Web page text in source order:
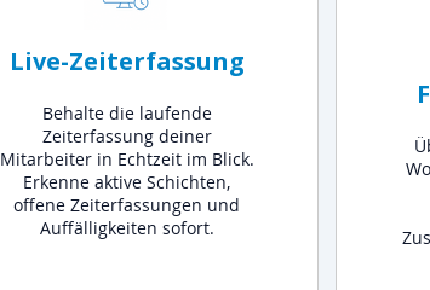
Live-Zeiterfassung
Behalte die laufende
Zeiterfassung deiner
Mitarbeiter in Echtzeit im Blick.
Erkenne aktive Schichten,
offene Zeiterfassungen und
Auffälligkeiten sofort.